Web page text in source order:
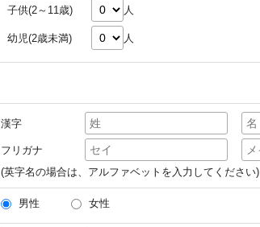
子供(2～11歳) 人
幼児(2歳未満) 人
漢字
フリガナ
(英字名の場合は、アルファベットを入力してください)
男性 女性